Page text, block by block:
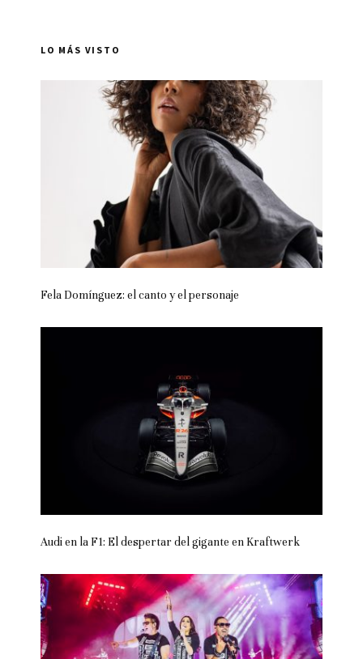
LO MÁS VISTO
Fela Domínguez: el canto y el personaje
Audi en la F1: El despertar del gigante en Kraftwerk